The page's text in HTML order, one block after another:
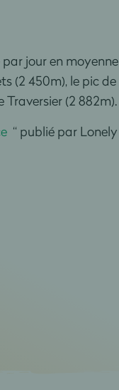
jour en moyenne
(2 450m), le pic de
Traversier (2 882m).
“ publié par Lonely